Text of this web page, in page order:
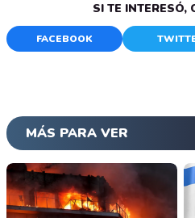
SI TE INTERESÓ,
FACEBOOK
MÁS PARA VER